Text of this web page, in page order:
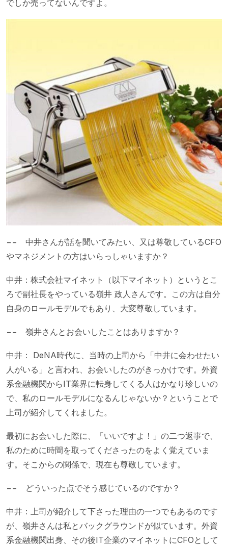
でしか売ってないんですよ。
−− 中井さんが話を聞いてみたい、又は尊敬しているCFO
やマネジメントの方はいらっしゃいますか？
中井：株式会社マイネット（以下マイネット）というとこ
ろで副社長をやっている嶺井 政人さんです。この方は自分
自身のロールモデルでもあり、大変尊敬しています。
−− 嶺井さんとお会いしたことはありますか？
中井： DeNA時代に、当時の上司から「中井に会わせたい
人がいる」と言われ、お会いしたのがきっかけです。外資
系金融機関からIT業界に転身してくる人はかなり珍しいの
で、私のロールモデルになるんじゃないか？ということで
上司が紹介してくれました。
最初にお会いした際に、「いいですよ！」の二つ返事で、
私のために時間を取ってくださったのをよく覚えていま
す。そこからの関係で、現在も尊敬しています。
−− どういった点でそう感じているのですか？
中井：上司が紹介して下さった理由の一つでもあるのです
が、嶺井さんは私とバックグラウンドが似ています。外資
系金融機関出身、その後IT企業のマイネットにCFOとして